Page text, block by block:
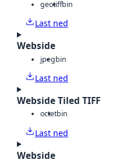
geotiffbin
Last ned
Webside
jpegbin
Last ned
Webside Tiled TIFF
octetbin
Last ned
Webside